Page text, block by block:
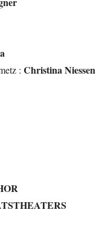
: Christina Niessen